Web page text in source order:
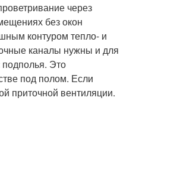
через
без окон
контуром тепло- и
каналы нужны и для
Это
под полом. Если
приточной вентиляции.